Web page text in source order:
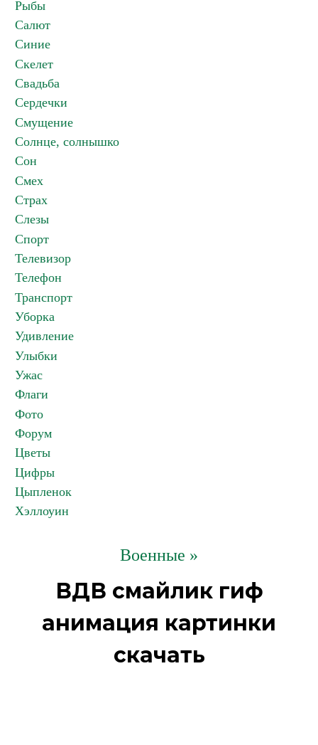
Рыбы
Салют
Синие
Скелет
Свадьба
Сердечки
Смущение
Солнце, солнышко
Сон
Смех
Страх
Слезы
Спорт
Телевизор
Телефон
Транспорт
Уборка
Удивление
Улыбки
Ужас
Флаги
Фото
Форум
Цветы
Цифры
Цыпленок
Хэллоуин
Военные »
ВДВ смайлик гиф
анимация картинки
скачать